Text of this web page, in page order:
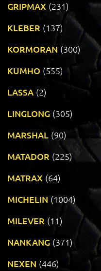
GRIPMAX (231)
KLEBER (137)
KORMORAN (300)
KUMHO (555)
LASSA (2)
LINGLONG (305)
MARSHAL (90)
MATADOR (225)
MATRAX (64)
MICHELIN (1004)
MILEVER (11)
NANKANG (371)
NEXEN (446)